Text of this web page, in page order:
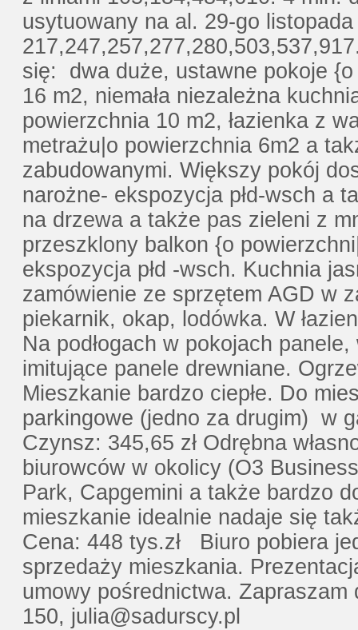
usytuowany na al. 29-go
się: dwa duże, ustawne pokoje
16 m2, niemała niezależna
powierzchnia 10 m2, łazienka z
metrażu|o powierzchnia 6m2 a
zabudowanymi. Większy pokój
narożne- ekspozycja płd-wsch a
na drzewa a także pas zieleni z
przeszklony balkon {o
ekspozycja płd -wsch. Kuchnia
zamówienie ze sprzętem AGD w
piekarnik, okap, lodówka. W
Na podłogach w pokojach
imitujące panele drewniane.
Mieszkanie bardzo ciepłe. Do
parkingowe (jedno za drugim) w
Czynsz: 345,65 zł Odrębna
biurowców w okolicy (O3
Park, Capgemini a także bardzo
mieszkanie idealnie nadaje się
Cena: 448 tys.zł Biuro pobiera
sprzedaży mieszkania.
umowy pośrednictwa.
150, julia@sadurscy.pl